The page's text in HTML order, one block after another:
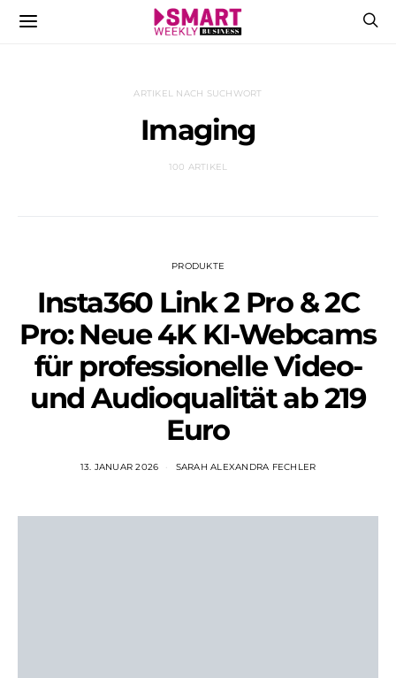
ARTIKEL NACH SUCHWORT
Imaging
100 ARTIKEL
PRODUKTE
Insta360 Link 2 Pro & 2C
Pro: Neue 4K KI-Webcams
für professionelle Video-
und Audioqualität ab 219
Euro
13. JANUAR 2026 SARAH ALEXANDRA FECHLER